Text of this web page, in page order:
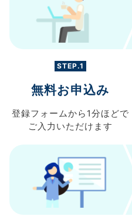
STEP.1
無料お申込み
登録フォームから 1分ほどで
ご入力 いただけます